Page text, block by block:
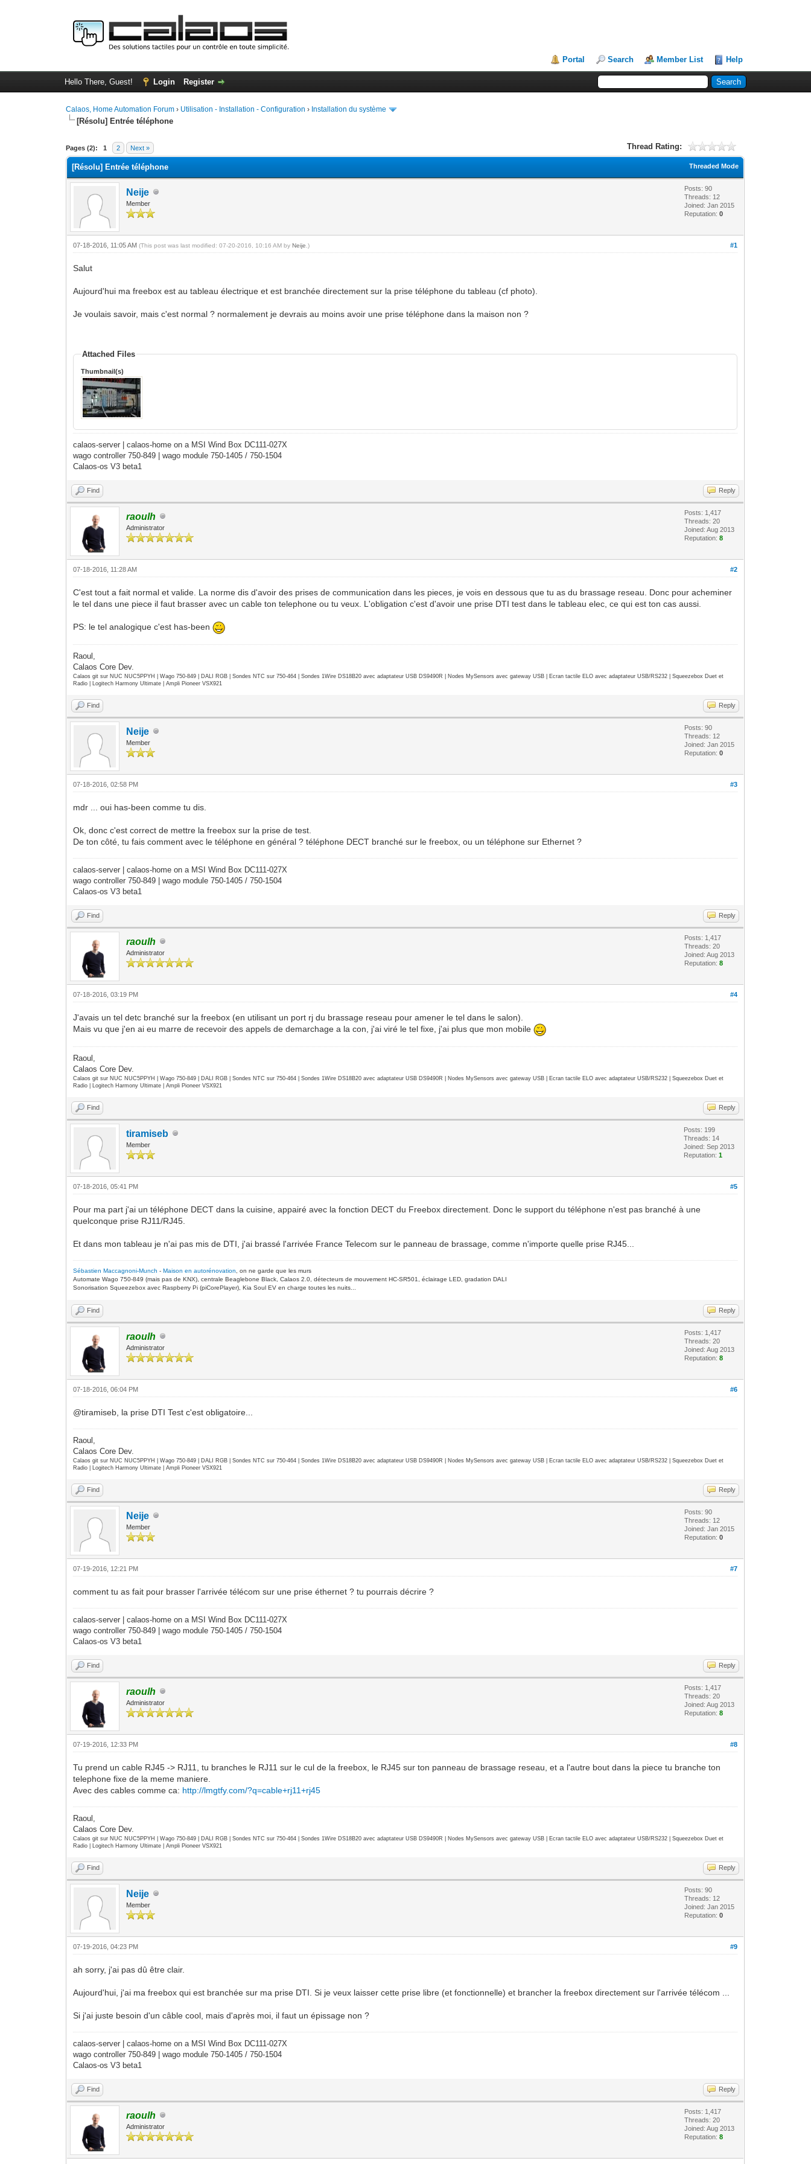
Portal Search Member List Help
Hello There, Guest! Login Register
Calaos, Home Automation Forum › Utilisation - Installation - Configuration › Installation du système
[Résolu] Entrée téléphone
Pages (2): 1 2 Next » Thread Rating:
0 Vote(s) - 0 Average
1
2
3
4
5
Threaded Mode
[Résolu] Entrée téléphone
Neije
Member
Posts: 90
Threads: 12
Joined: Jan 2015
Reputation:0
#1
07-18-2016, 11:05 AM(This post was last modified: 07-20-2016, 10:16 AM byNeije .)
Salut
Aujourd'hui ma freebox est au tableau électrique et est branchée directement sur la prise téléphone du tableau (cf photo).
Je voulais savoir, mais c'est normal ? normalement je devrais au moins avoir une prise téléphone dans la maison non ?
Attached Files
Thumbnail(s)
calaos-server | calaos-home on a MSI Wind Box DC111-027X
wago controller 750-849 | wago module 750-1405 / 750-1504
Calaos-os V3 beta1
Find Reply
raoulh
Administrator
Posts: 1,417
Threads: 20
Joined: Aug 2013
Reputation:8
#2
07-18-2016, 11:28 AM
C'est tout a fait normal et valide. La norme dis d'avoir des prises de communication dans les pieces, je vois en dessous que tu as du brassage reseau. Donc pour acheminer
le tel dans une piece il faut brasser avec un cable ton telephone ou tu veux. L'obligation c'est d'avoir une prise DTI test dans le tableau elec, ce qui est ton cas aussi.
PS: le tel analogique c'est has-been
Raoul,
Calaos Core Dev.
Calaos git sur NUC NUC5PPYH | Wago 750-849 | DALI RGB | Sondes NTC sur 750-464 | Sondes 1Wire DS18B20 avec adaptateur USB DS9490R | Nodes MySensors avec gateway USB | Ecran tactile ELO avec adaptateur USB/RS232 | Squeezebox Duet et
Radio | Logitech Harmony Ultimate | Ampli Pioneer VSX921
Find Reply
Neije
Member
Posts: 90
Threads: 12
Joined: Jan 2015
Reputation:0
#3
07-18-2016, 02:58 PM
mdr ... oui has-been comme tu dis.
Ok, donc c'est correct de mettre la freebox sur la prise de test.
De ton côté, tu fais comment avec le téléphone en général ? téléphone DECT branché sur le freebox, ou un téléphone sur Ethernet ?
calaos-server | calaos-home on a MSI Wind Box DC111-027X
wago controller 750-849 | wago module 750-1405 / 750-1504
Calaos-os V3 beta1
Find Reply
raoulh
Administrator
Posts: 1,417
Threads: 20
Joined: Aug 2013
Reputation:8
#4
07-18-2016, 03:19 PM
J'avais un tel detc branché sur la freebox (en utilisant un port rj du brassage reseau pour amener le tel dans le salon).
Mais vu que j'en ai eu marre de recevoir des appels de demarchage a la con, j'ai viré le tel fixe, j'ai plus que mon mobile
Raoul,
Calaos Core Dev.
Calaos git sur NUC NUC5PPYH | Wago 750-849 | DALI RGB | Sondes NTC sur 750-464 | Sondes 1Wire DS18B20 avec adaptateur USB DS9490R | Nodes MySensors avec gateway USB | Ecran tactile ELO avec adaptateur USB/RS232 | Squeezebox Duet et
Radio | Logitech Harmony Ultimate | Ampli Pioneer VSX921
Find Reply
tiramiseb
Member
Posts: 199
Threads: 14
Joined: Sep 2013
Reputation:1
#5
07-18-2016, 05:41 PM
Pour ma part j'ai un téléphone DECT dans la cuisine, appairé avec la fonction DECT du Freebox directement. Donc le support du téléphone n'est pas branché à une
quelconque prise RJ11/RJ45.
Et dans mon tableau je n'ai pas mis de DTI, j'ai brassé l'arrivée France Telecom sur le panneau de brassage, comme n'importe quelle prise RJ45...
Sébastien Maccagnoni-Munch -Maison en autorénovation
, on ne garde que les murs
Automate Wago 750-849 (mais pas de KNX), centrale Beaglebone Black, Calaos 2.0, détecteurs de mouvement HC-SR501, éclairage LED, gradation DALI
Sonorisation Squeezebox avec Raspberry Pi (piCorePlayer), Kia Soul EV en charge toutes les nuits...
Find Reply
raoulh
Administrator
Posts: 1,417
Threads: 20
Joined: Aug 2013
Reputation:8
#6
07-18-2016, 06:04 PM
@tiramiseb, la prise DTI Test c'est obligatoire...
Raoul,
Calaos Core Dev.
Calaos git sur NUC NUC5PPYH | Wago 750-849 | DALI RGB | Sondes NTC sur 750-464 | Sondes 1Wire DS18B20 avec adaptateur USB DS9490R | Nodes MySensors avec gateway USB | Ecran tactile ELO avec adaptateur USB/RS232 | Squeezebox Duet et
Radio | Logitech Harmony Ultimate | Ampli Pioneer VSX921
Find Reply
Neije
Member
Posts: 90
Threads: 12
Joined: Jan 2015
Reputation:0
#7
07-19-2016, 12:21 PM
comment tu as fait pour brasser l'arrivée télécom sur une prise éthernet ? tu pourrais décrire ?
calaos-server | calaos-home on a MSI Wind Box DC111-027X
wago controller 750-849 | wago module 750-1405 / 750-1504
Calaos-os V3 beta1
Find Reply
raoulh
Administrator
Posts: 1,417
Threads: 20
Joined: Aug 2013
Reputation:8
#8
07-19-2016, 12:33 PM
Tu prend un cable RJ45 -> RJ11, tu branches le RJ11 sur le cul de la freebox, le RJ45 sur ton panneau de brassage reseau, et a l'autre bout dans la piece tu branche ton
telephone fixe de la meme maniere.
Avec des cables comme ca: http://lmgtfy.com/?q=cable+rj11+rj45
Raoul,
Calaos Core Dev.
Calaos git sur NUC NUC5PPYH | Wago 750-849 | DALI RGB | Sondes NTC sur 750-464 | Sondes 1Wire DS18B20 avec adaptateur USB DS9490R | Nodes MySensors avec gateway USB | Ecran tactile ELO avec adaptateur USB/RS232 | Squeezebox Duet et
Radio | Logitech Harmony Ultimate | Ampli Pioneer VSX921
Find Reply
Neije
Member
Posts: 90
Threads: 12
Joined: Jan 2015
Reputation:0
#9
07-19-2016, 04:23 PM
ah sorry, j'ai pas dû être clair.
Aujourd'hui, j'ai ma freebox qui est branchée sur ma prise DTI. Si je veux laisser cette prise libre (et fonctionnelle) et brancher la freebox directement sur l'arrivée télécom ...
Si j'ai juste besoin d'un câble cool, mais d'après moi, il faut un épissage non ?
calaos-server | calaos-home on a MSI Wind Box DC111-027X
wago controller 750-849 | wago module 750-1405 / 750-1504
Calaos-os V3 beta1
Find Reply
raoulh
Administrator
Posts: 1,417
Threads: 20
Joined: Aug 2013
Reputation:8